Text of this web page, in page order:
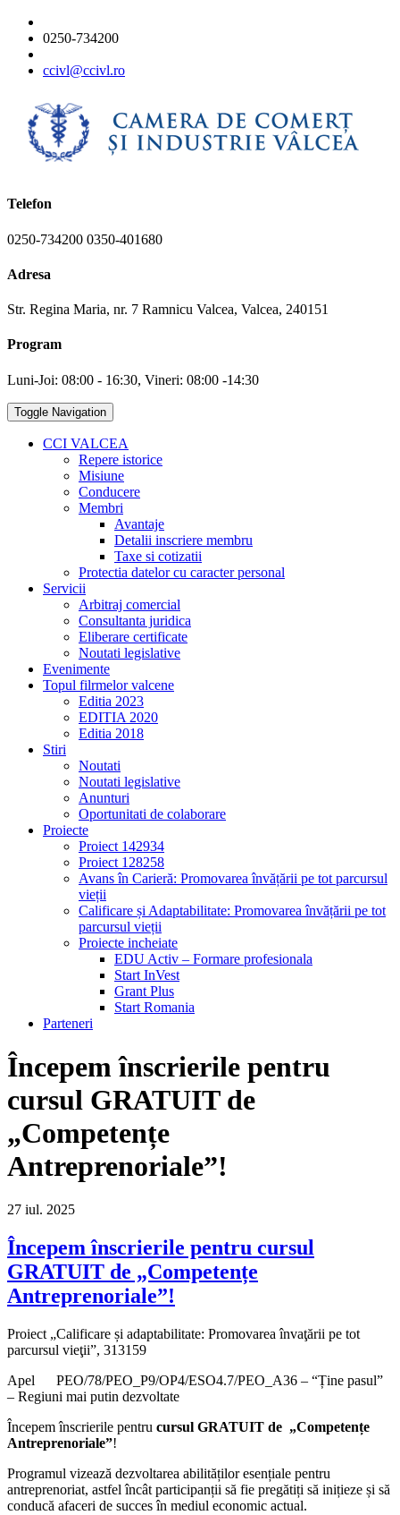
0250-734200
ccivl@ccivl.ro
Telefon
0250-734200 0350-401680
Adresa
Str. Regina Maria, nr. 7 Ramnicu Valcea, Valcea, 240151
Program
Luni-Joi: 08:00 - 16:30, Vineri: 08:00 -14:30
Toggle Navigation
CCI VALCEA
Repere istorice
Misiune
Conducere
Membri
Avantaje
Detalii inscriere membru
Taxe si cotizatii
Protectia datelor cu caracter personal
Servicii
Arbitraj comercial
Consultanta juridica
Eliberare certificate
Noutati legislative
Evenimente
Topul filrmelor valcene
Editia 2023
EDITIA 2020
Editia 2018
Stiri
Noutati
Noutati legislative
Anunturi
Oportunitati de colaborare
Proiecte
Proiect 142934
Proiect 128258
Avans în Carieră: Promovarea învățării pe tot parcursul
vieții
Calificare și Adaptabilitate: Promovarea învățării pe tot
parcursul vieții
Proiecte incheiate
EDU Activ – Formare profesionala
Start InVest
Grant Plus
Start Romania
Parteneri
Începem înscrierile pentru
cursul GRATUIT de
„Competențe
Antreprenoriale”!
27 iul. 2025
Începem înscrierile pentru cursul
GRATUIT de „Competențe
Antreprenoriale”!
Proiect „Calificare și adaptabilitate: Promovarea învaţării pe tot
parcursul vieţii”, 313159
Apel PEO/78/PEO_P9/OP4/ESO4.7/PEO_A36 – “Ține pasul”
– Regiuni mai putin dezvoltate
Începem înscrierile pentru cursul GRATUIT de „Competențe
Antreprenoriale”!
Programul vizează dezvoltarea abilităților esențiale pentru
antreprenoriat, astfel încât participanții să fie pregătiți să inițieze și să
conducă afaceri de succes în mediul economic actual.